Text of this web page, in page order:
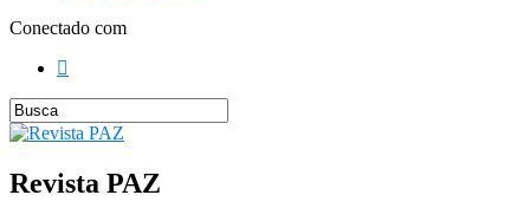
Conectado com
Revista PAZ